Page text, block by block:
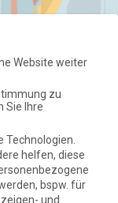
Website weiter
zu
Sie Ihre
Technologien.
helfen, diese
bspw. für
und